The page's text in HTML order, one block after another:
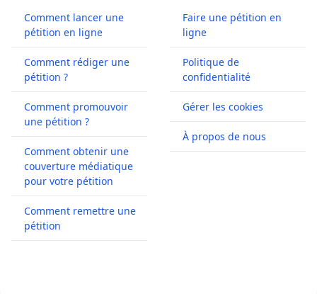
Comment lancer une
pétition en ligne
Comment rédiger une
pétition ?
Comment promouvoir
une pétition ?
Comment obtenir une
couverture médiatique
pour votre pétition
Comment remettre une
pétition
Faire une pétition en
ligne
Politique de
confidentialité
Gérer les cookies
À propos de nous